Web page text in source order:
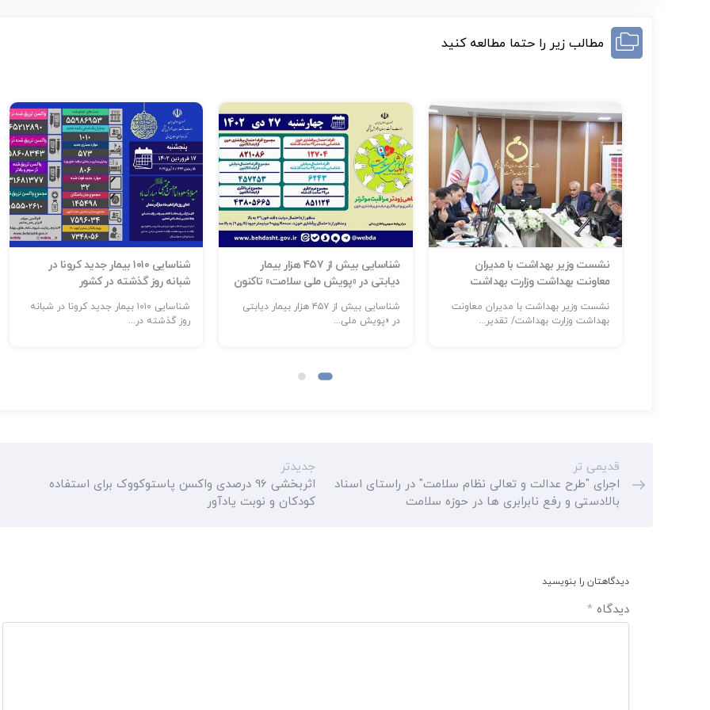
مطالب زیر را حتما مطالعه کنید
نشست وزیر بهداشت با مدیران
معاونت بهداشت وزارت بهداشت
نشست وزیر بهداشت با مدیران معاونت
بهداشت وزارت بهداشت/ تقدیر...
شناسایی بیش از ۴۵۷ هزار بیمار
دیابتی در «پویش ملی سلامت» تاکنون
شناسایی بیش از ۴۵۷ هزار بیمار دیابتی
در «پویش ملی...
شناسایی ۱۰۱۰ بیمار جدید کرونا در
شبانه روز گذشته در کشور
شناسایی ۱۰۱۰ بیمار جدید کرونا در شبانه
روز گذشته در...
قدیمی تر
اجرای "طرح عدالت و تعالی نظام سلامت" در راستای اسناد
بالادستی و رفع نابرابری ها در حوزه سلامت
جدیدتر
اثربخشی 96 درصدی واکسن پاستوکووک برای استفاده
کودکان و نوبت یادآور
دیدگاهتان را بنویسید
دیدگاه *